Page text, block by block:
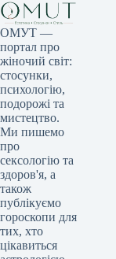
ОМУТ —
портал про
жіночий світ:
стосунки,
психологію,
подорожі та
мистецтво.
Ми пишемо
про
сексологію та
здоров'я, а
також
публікуємо
гороскопи для
тих, хто
цікавиться